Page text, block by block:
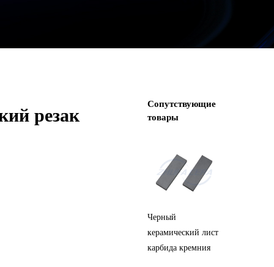
резак
Сопутствующие
товары
Черный
керамический лист
карбида кремния